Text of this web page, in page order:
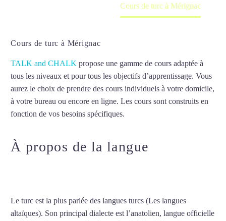
Cours de turc à Mérignac
Cours de turc à Mérignac
TALK and CHALK propose une gamme de cours adaptée à
tous les niveaux et pour tous les objectifs d’apprentissage. Vous
aurez le choix de prendre des cours individuels à votre domicile,
à votre bureau ou encore en ligne. Les cours sont construits en
fonction de vos besoins spécifiques.
À propos de la langue
Le turc est la plus parlée des langues turcs (Les langues
altaïques). Son principal dialecte est l’anatolien, langue officielle